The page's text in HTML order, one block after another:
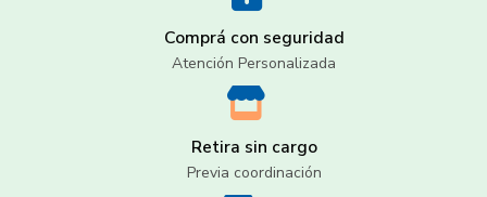
Comprá con seguridad
Atención Personalizada
Retira sin cargo
Previa coordinación